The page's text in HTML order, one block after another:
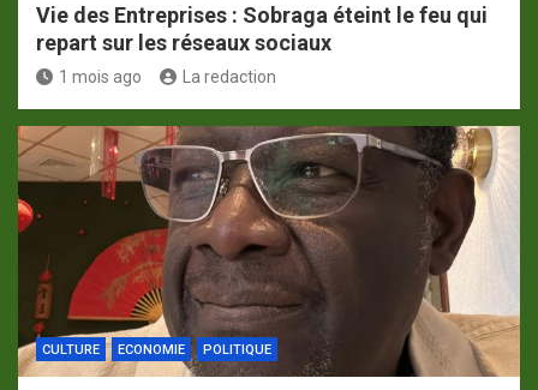
Vie des Entreprises : Sobraga éteint le feu qui
repart sur les réseaux sociaux
1 mois ago La redaction
CULTURE ECONOMIE POLITIQUE